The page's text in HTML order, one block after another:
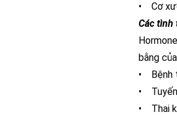
• Cơ
Các tình
bằng
• Bệnh
• Tuyến
• Thai